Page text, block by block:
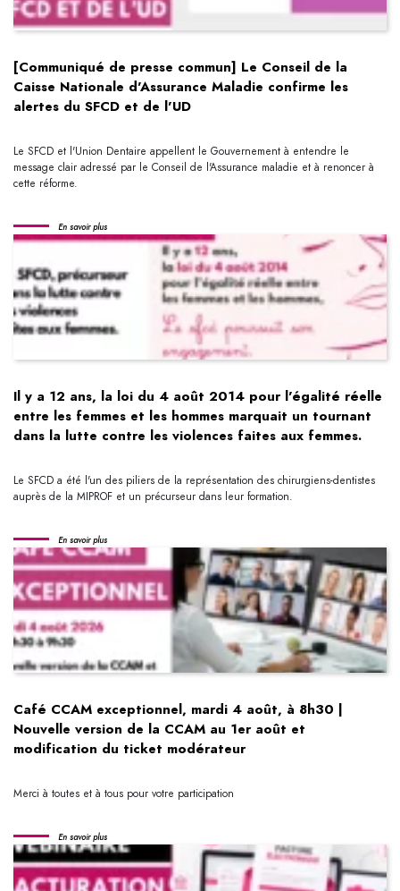
[Communiqué de presse commun] Le Conseil de la
Caisse Nationale d'Assurance Maladie confirme les
alertes du SFCD et de l'UD
Le SFCD et l'Union Dentaire appellent le Gouvernement à entendre le
message clair adressé par le Conseil de l'Assurance maladie et à renoncer à
cette réforme.
En savoir plus
Il y a 12 ans, la loi du 4 août 2014 pour l'égalité réelle
entre les femmes et les hommes marquait un tournant
dans la lutte contre les violences faites aux femmes.
Le SFCD a été l'un des piliers de la représentation des chirurgiens-dentistes
auprès de la MIPROF et un précurseur dans leur formation.
En savoir plus
Café CCAM exceptionnel, mardi 4 août, à 8h30 |
Nouvelle version de la CCAM au 1er août et
modification du ticket modérateur
Merci à toutes et à tous pour votre participation
En savoir plus